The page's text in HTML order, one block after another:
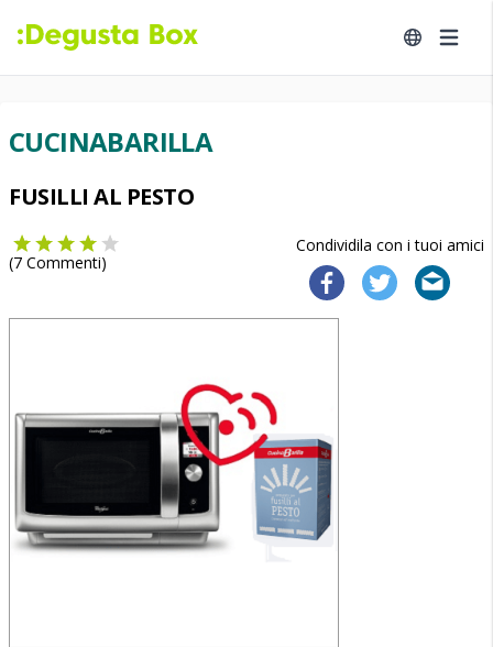
CUCINABARILLA
FUSILLI AL PESTO
Condividila con i tuoi amici
(7 Commenti)